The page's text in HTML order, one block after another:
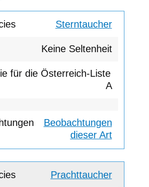
Sterntaucher
Keine Seltenheit
A
Beobachtungen
dieser Art
Prachttaucher